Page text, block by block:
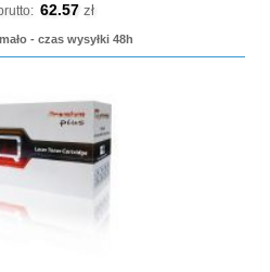
62.57 zł
- czas wysyłki 48h